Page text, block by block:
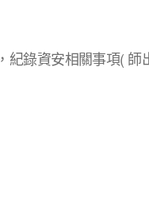
紀錄資安相關事項( 師